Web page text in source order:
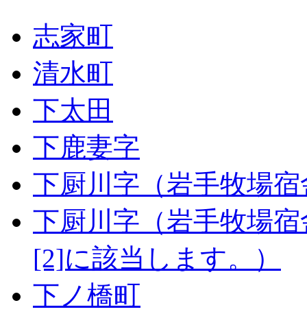
志家町
清水町
下太田
下鹿妻字
下厨川字（岩手牧場
下厨川字（岩手牧場
[2]に該当します。）
下ノ橋町